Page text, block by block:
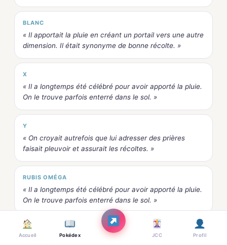
BLANC
« Il apportait la pluie en créant un portail vers une autre
dimension. Il était synonyme de bonne récolte. »
X
« Il a longtemps été célébré pour avoir apporté la pluie.
On le trouve parfois enterré dans le sol. »
Y
« On croyait autrefois que lui adresser des prières
faisait pleuvoir et assurait les récoltes. »
RUBIS OMÉGA
« Il a longtemps été célébré pour avoir apporté la pluie.
On le trouve parfois enterré dans le sol. »
SAPHIR ALPHA
Accueil Pokédex JCC Profil